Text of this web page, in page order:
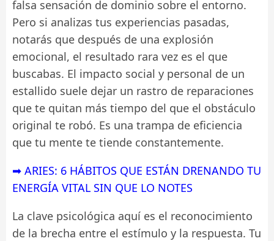
falsa sensación de dominio sobre el entorno.
Pero si analizas tus experiencias pasadas,
notarás que después de una explosión
emocional, el resultado rara vez es el que
buscabas. El impacto social y personal de un
estallido suele dejar un rastro de reparaciones
que te quitan más tiempo del que el obstáculo
original te robó. Es una trampa de eficiencia
que tu mente te tiende constantemente.
➡ ARIES: 6 HÁBITOS QUE ESTÁN DRENANDO TU
ENERGÍA VITAL SIN QUE LO NOTES
La clave psicológica aquí es el reconocimiento
de la brecha entre el estímulo y la respuesta. Tu